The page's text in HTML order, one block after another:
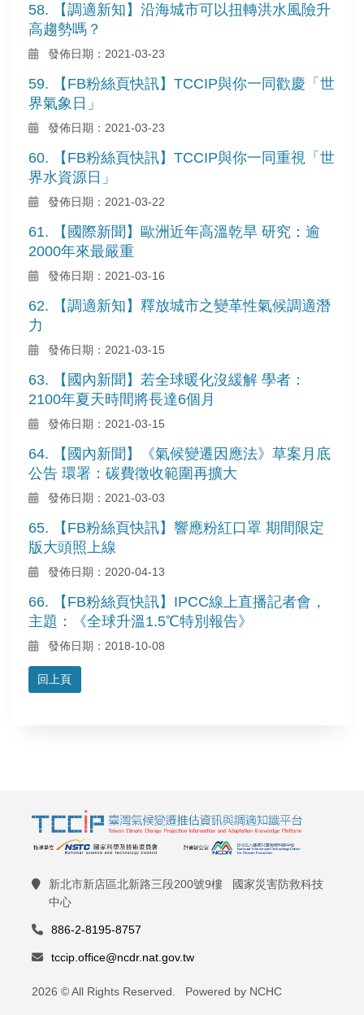
58. 【調適新知】沿海城市可以扭轉洪水風險升
高趨勢嗎？
發佈日期：2021-03-23
59. 【FB粉絲頁快訊】TCCIP與你一同歡慶「世
界氣象日」
發佈日期：2021-03-23
60. 【FB粉絲頁快訊】TCCIP與你一同重視「世
界水資源日」
發佈日期：2021-03-22
61. 【國際新聞】歐洲近年高溫乾旱 研究：逾
2000年來最嚴重
發佈日期：2021-03-16
62. 【調適新知】釋放城市之變革性氣候調適潛
力
發佈日期：2021-03-15
63. 【國內新聞】若全球暖化沒緩解 學者：
2100年夏天時間將長達6個月
發佈日期：2021-03-15
64. 【國內新聞】《氣候變遷因應法》草案月底
公告 環署：碳費徵收範圍再擴大
發佈日期：2021-03-03
65. 【FB粉絲頁快訊】響應粉紅口罩 期間限定
版大頭照上線
發佈日期：2020-04-13
66. 【FB粉絲頁快訊】IPCC線上直播記者會，
主題：《全球升溫1.5℃特別報告》
發佈日期：2018-10-08
回上頁
新北市新店區北新路三段200號9樓 國家災害防救科技
中心
886-2-8195-8757
tccip.office@ncdr.nat.gov.tw
2026 © All Rights Reserved. Powered by NCHC